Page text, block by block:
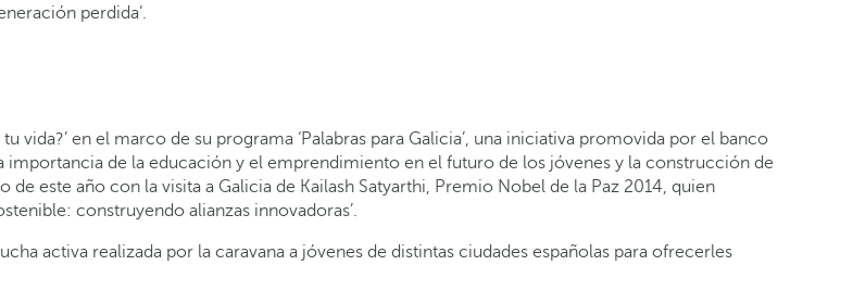
perdida’.
vida?’ en el marco de su programa ‘Palabras para Galicia’, una iniciativa promovida por el banco
de la educación y el emprendimiento en el futuro de los jóvenes y la construcción de
de este año con la visita a Galicia de Kailash Satyarthi, Premio Nobel de la Paz 2014, quien
construyendo alianzas innovadoras’.
activa realizada por la caravana a jóvenes de distintas ciudades españolas para ofrecerles